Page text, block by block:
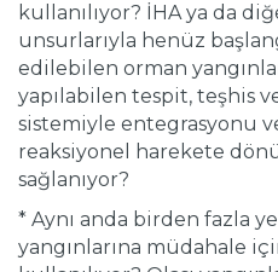
kullanılıyor? İHA ya da
unsurlarıyla henüz
edilebilen orman
yapılabilen tespit, teşhis
sistemiyle entegrasyonu
reaksiyonel harekete
sağlanıyor?
* Aynı anda birden fazla
yangınlarına müdahale